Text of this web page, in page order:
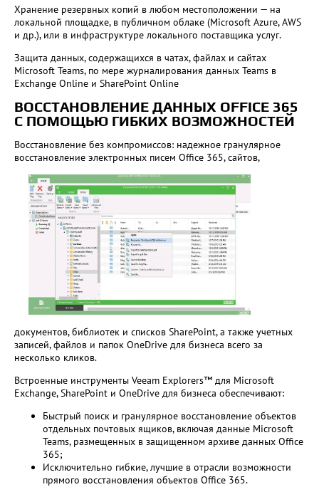
Хранение резервных копий в любом местоположении — на
локальной площадке, в публичном облаке (Microsoft Azure, AWS
и др.), или в инфраструктуре локального поставщика услуг.
Защита данных, содержащихся в чатах, файлах и сайтах
Microsoft Teams, по мере журналирования данных Teams в
Exchange Online и SharePoint Online
ВОССТАНОВЛЕНИЕ ДАННЫХ OFFICE 365
С ПОМОЩЬЮ ГИБКИХ ВОЗМОЖНОСТЕЙ
Восстановление без компромиссов: надежное гранулярное
восстановление электронных писем Office 365, сайтов,
документов, библиотек и списков SharePoint, а также учетных
записей, файлов и папок OneDrive для бизнеса всего за
несколько кликов.
Встроенные инструменты Veeam Explorers™ для Microsoft
Exchange, SharePoint и OneDrive для бизнеса обеспечивают:
Быстрый поиск и гранулярное восстановление объектов
отдельных почтовых ящиков, включая данные Microsoft
Teams, размещенных в защищенном архиве данных Office
365;
Исключительно гибкие, лучшие в отрасли возможности
прямого восстановления объектов Office 365.